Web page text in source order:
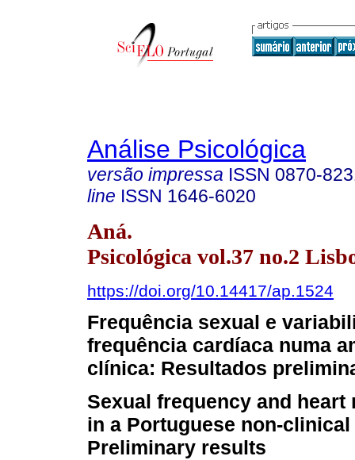
Análise Psicológica
versão impressa ISSN 0870-
line ISSN 1646-6020
Aná.
Psicológica vol.37 no.2
https://doi.org/10.14417/ap.1524
Frequência sexual e
frequência cardíaca numa
clínica: Resultados
Sexual frequency and
in a Portuguese non-
Preliminary results